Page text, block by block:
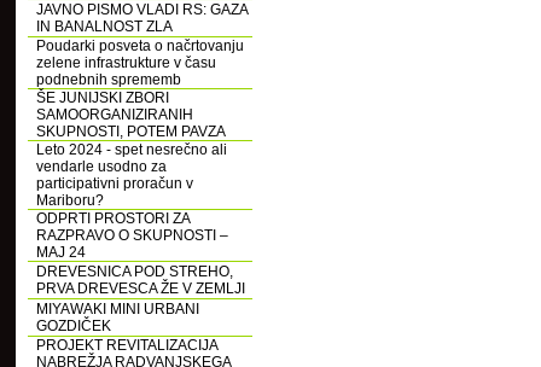
JAVNO PISMO VLADI RS: GAZA
IN BANALNOST ZLA
Poudarki posveta o načrtovanju
zelene infrastrukture v času
podnebnih sprememb
ŠE JUNIJSKI ZBORI
SAMOORGANIZIRANIH
SKUPNOSTI, POTEM PAVZA
Leto 2024 - spet nesrečno ali
vendarle usodno za
participativni proračun v
Mariboru?
ODPRTI PROSTORI ZA
RAZPRAVO O SKUPNOSTI –
MAJ 24
DREVESNICA POD STREHO,
PRVA DREVESCA ŽE V ZEMLJI
MIYAWAKI MINI URBANI
GOZDIČEK
PROJEKT REVITALIZACIJA
NABREŽJA RADVANJSKEGA